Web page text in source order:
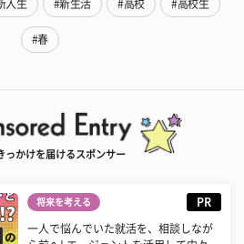
入生 #新生活 #高校 #高校生
#春
っかけを届けるスポンサー
将来を考える PR
一人で悩んでいた就活を、相談しなが